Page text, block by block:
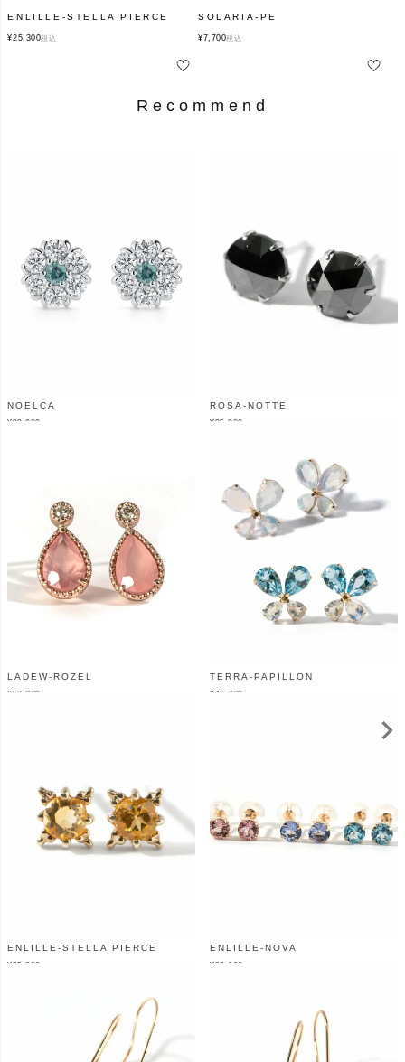
ENLILLE-STELLA PIERCE
¥25,300税込
SOLARIA-PE
¥7,700税込
Recommend
NOELCA
¥99,000
ROSA-NOTTE
¥25,800
LADEW-ROZEL
¥52,800
TERRA-PAPILLON
¥ 46,200
ENLILLE-STELLA PIERCE
¥25,300
ENLILLE-NOVA
¥28,600